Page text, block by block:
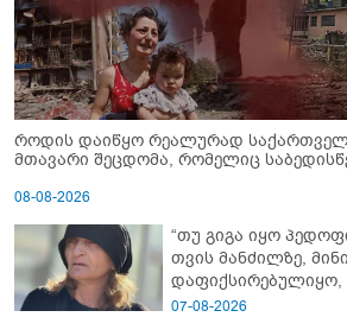
როდის დაიწყო რეალურად
მთავარი შეცდომა, რომელიც
08-08-2026
“თუ გიგა იყო
თვის მანძილზე,
დაფიქსირებულიყო,
ამზადებდა
07-08-2026